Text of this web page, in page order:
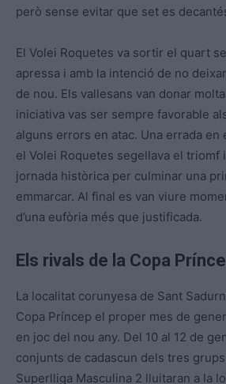
però sense evitar que set es
El Volei Roquetes va sortir el quart
apressa i amb la intenció de no
de nou. Els vallesans van donar
iniciativa vas ser sempre favorable
alguns errors en atac. Una errada en
el Volei Roquetes segellava el triomf
jornada històrica per culminar una
emmarcar. Al final es van viure
d’una eufòria més que justificada.
Els rivals de la Copa
La localitat corunyesa de Sant
Copa Príncep el proper mes de
en joc del nou any. Del 10 al 12 de
conjunts de cadascun dels tres
Superlliga Masculina 2 lluitaran a la